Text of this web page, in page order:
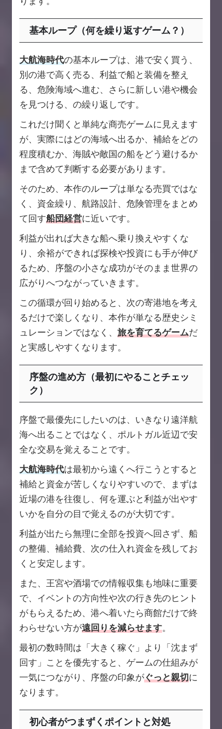
基本ループ（何を繰り返すゲーム？）
大航海時代の基本ループは、港で安く買う、
別の港で高く売る、利益で船と装備を整え
る、危険海域へ進む、さらに新しい港や機会
を見つける、の繰り返しです。
これだけ聞くと単純な商売ゲームに見えます
が、実際にはどの海域へ出るか、補給をどの
程度積むか、海賊や敵国の船をどう避けるか
まで含めて判断する必要があります。
そのため、本作のループは単なる売買ではな
く、資金繰り、航路設計、危険管理をまとめ
て回す船団経営に近いです。
利益が出れば大きな船へ乗り換えやすくな
り、余裕ができれば探検や投資にも手が伸び
るため、序盤の小さな成功がそのまま世界の
広がりへつながっていきます。
この循環が回り始めると、次の寄港地を考え
るだけで楽しくなり、本作が単なる歴史シミ
ュレーションではなく、 旅を育てるゲームだ
と実感しやすくなります。
序盤の進め方（最初にやることチェッ
ク）
序盤で最優先にしたいのは、いきなり遠洋航
海へ出ることではなく、ポルトガル近辺で安
全な交易を覚えることです。
大航海時代は最初から遠くへ行こうとすると
補給と資金が苦しくなりやすいので、まずは
近場の港を往復し、何を運ぶと利益が出やす
いかを自分の目で覚えるのが大切です。
利益が出たら無理に全部を投資へ回さず、船
の整備、補給費、次の仕入れ資金を残してお
くと安定します。
また、王宮や酒場での情報収集も地味に重要
で、イベントの方向性や次の行き先のヒント
がもらえるため、港へ着いたら商館だけで終
わらせない方が遠回りを減らせます。
最初の数時間は「大きく稼ぐ」より「沈まず
回す」ことを優先すると、ゲームの仕組みが
一気につながり、序盤の印象がぐっと親切に
なります。
初心者がつまずくポイントと対処